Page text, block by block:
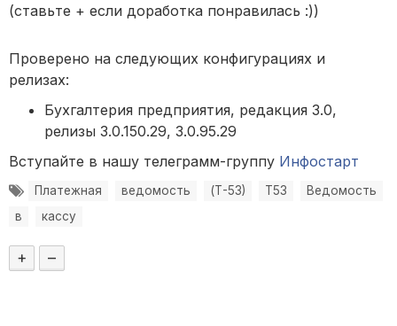
(ставьте + если доработка понравилась :))
Проверено на следующих конфигурациях и
релизах:
Бухгалтерия предприятия, редакция 3.0,
релизы 3.0.150.29, 3.0.95.29
Вступайте в нашу телеграмм-группу Инфостарт
Платежная ведомость (Т-53) Т53
Ведомость
в
кассу
+ –